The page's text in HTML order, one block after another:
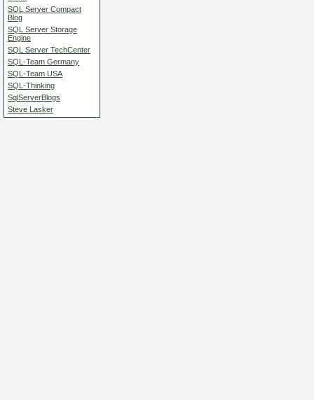
SQL Server Compact
Blog
SQL Server Storage
Engine
SQL Server TechCenter
SQL-Team Germany
SQL-Team USA
SQL-Thinking
SqlServerBlogs
Steve Lasker